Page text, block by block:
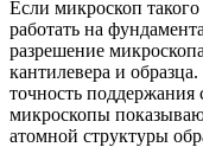
Если микроскоп
работать на
разрешение
кантилевера и
точность
микроскопы
атомной структуры